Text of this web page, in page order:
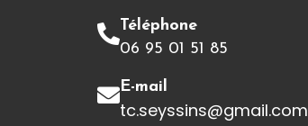
Téléphone
06 95 01 51 85
E-mail
tc.seyssins@gmail.com